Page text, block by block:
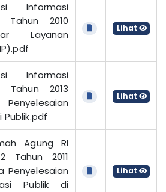
Informasi
Tahun 2010
Layanan
Lihat
Informasi
Tahun 2013
Lihat
Agung RI
Tahun 2011
Publik di
Lihat